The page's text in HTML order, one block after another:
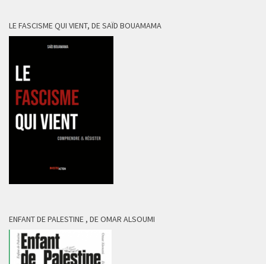
LE FASCISME QUI VIENT, DE SAÏD BOUAMAMA
ENFANT DE PALESTINE , DE OMAR ALSOUMI